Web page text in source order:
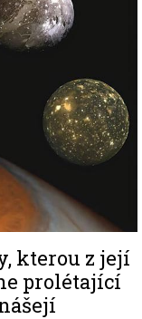
kterou z její
prolétající